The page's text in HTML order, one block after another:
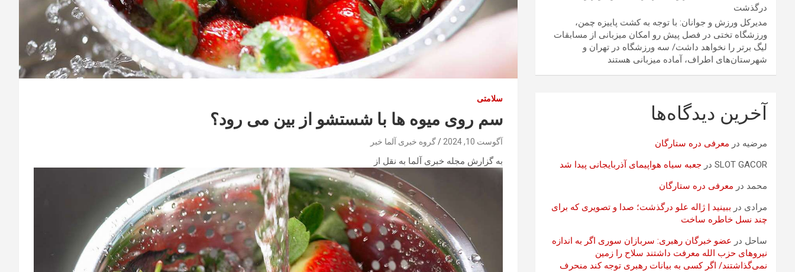
سلامتی
سم روی میوه ها با شستشو از بین می رود؟
آگوست 10, 2024 گروه خبری آلما خبر
به گزارش مجله خبری آلما به نقل از
درگذشت
مدیرکل ورزش و جوانان: با توجه به کشت پاییزه چمن،
ورزشگاه تختی در فصل پیش رو امکان میزبانی از مسابقات
لیگ برتر را نخواهد داشت/ سه ورزشگاه در تهران و
شهرستان‌های اطراف، آماده میزبانی هستند
آخرین دیدگاه‌ها
مرضیه در معرفی دره ستارگان
SLOT GACOR در جعبه سیاه هواپیمای آذربایجانی پیدا شد
محمد در معرفی دره ستارگان
مرادی در ببینید | ژاله علو درگذشت؛ صدا و تصویری که برای
چند نسل خاطره ساخت
ساحل در عضو خبرگان رهبری: سربازان سوری اگر به اندازه
نیروهای حزب الله معرفت داشتند سلاح را زمین
نمی‌گذاشتند/ اگر کسی به بیانات رهبری توجه کند منحرف